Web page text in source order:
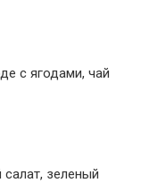
с ягодами, чай
зеленый